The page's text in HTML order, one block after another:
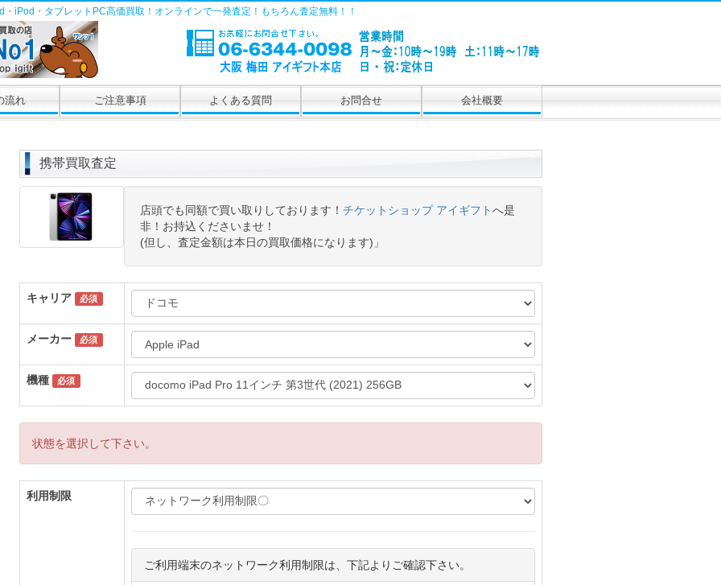
iPod・タブレットPC高価買取！オンラインで一発査定！もちろん査定無料！！
流れ ご注意事項 よくある質問 お問合せ 会社概要
携帯買取査定
店頭でも同額で買い取りしております！ チケットショップ アイギフトへ是
非！お持込くださいませ！
(但し、査定金額は本日の買取価格になります)」
キャリア 必須
メーカー 必須
機種 必須
状態を選択して下さい。
利用制限
ご利用端末のネットワーク利用制限は、下記よりご確認下さい。